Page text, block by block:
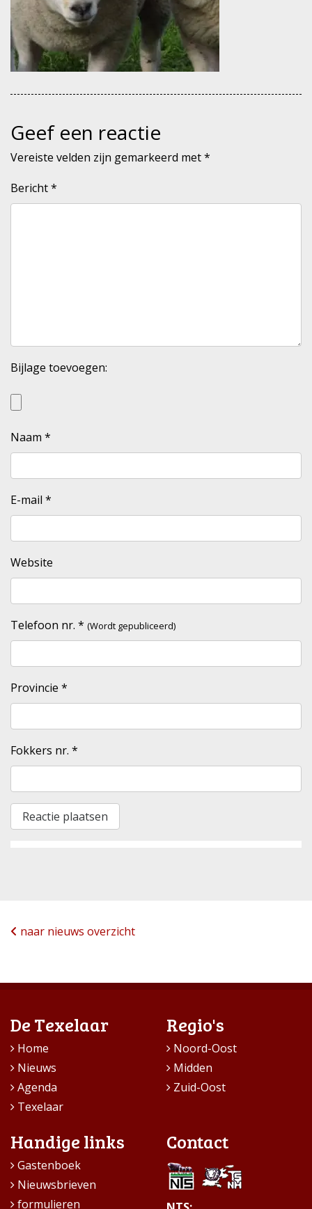
Geef een reactie
Vereiste velden zijn gemarkeerd met*
Bericht*
Bijlage toevoegen:
Naam *
E-mail *
Website
Telefoon nr. * (Wordt gepubliceerd)
Provincie *
Fokkers nr. *
naar nieuws overzicht
De Texelaar
Home
Nieuws
Agenda
Texelaar
Regio's
Noord-Oost
Midden
Zuid-Oost
Handige links
Gastenboek
Nieuwsbrieven
formulieren
Contact